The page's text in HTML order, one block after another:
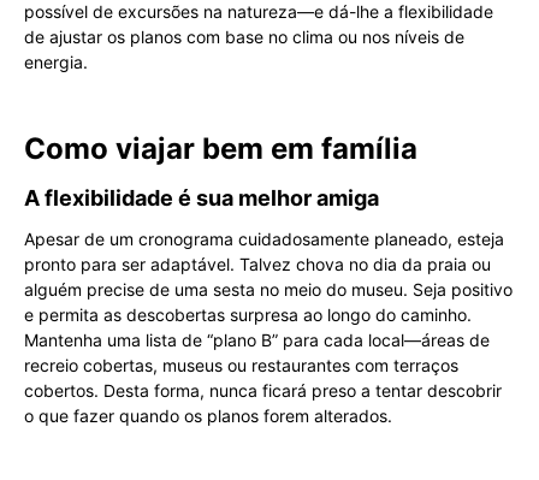
possível de excursões na natureza—e dá-lhe a flexibilidade
de ajustar os planos com base no clima ou nos níveis de
energia.
Como viajar bem em família
A flexibilidade é sua melhor amiga
Apesar de um cronograma cuidadosamente planeado, esteja
pronto para ser adaptável. Talvez chova no dia da praia ou
alguém precise de uma sesta no meio do museu. Seja positivo
e permita as descobertas surpresa ao longo do caminho.
Mantenha uma lista de “plano B” para cada local—áreas de
recreio cobertas, museus ou restaurantes com terraços
cobertos. Desta forma, nunca ficará preso a tentar descobrir
o que fazer quando os planos forem alterados.